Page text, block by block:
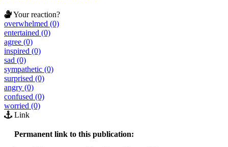
Your reaction?
overwhelmed (0)
entertained (0)
agree (0)
inspired (0)
sad (0)
sympathetic (0)
surprised (0)
angry (0)
confused (0)
worried (0)
Link
Permanent link to this publication: